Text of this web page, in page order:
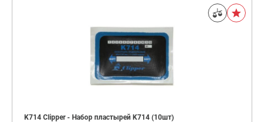
K714 Clipper - Набор пластырей K714 (10шт)